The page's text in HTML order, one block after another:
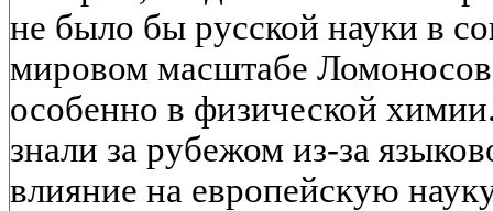
не было бы русской науки в
мировом масштабе
особенно в физической
знали за рубежом из-за
влияние на европейскую